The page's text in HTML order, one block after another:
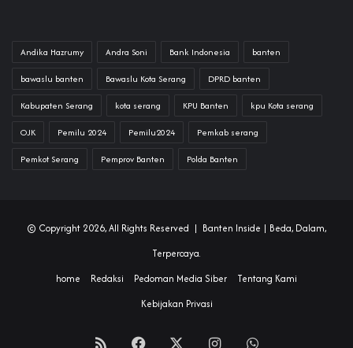
Andika Hazrumy Andra Soni Bank Indonesia banten
bawaslu banten Bawaslu Kota Serang DPRD banten
Kabupaten Serang kota serang KPU Banten kpu Kota serang
OJK Pemilu 2024 Pemilu2024 Pemkab serang
Pemkot Serang Pemprov Banten Polda Banten
© Copyright 2026, All Rights Reserved | Banten Inside | Beda, Dalam,
Terpercaya.
home
Redaksi Pedoman Media Siber
Tentang Kami
Kebijakan Privasi
RSS Facebook InstagramWhatsApp